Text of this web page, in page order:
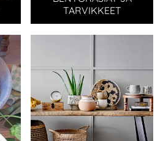
TARVIKKEET